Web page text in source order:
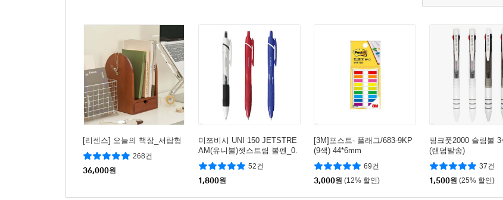
[리센스] 오늘의 책장_서랍형
268건
36,000원
미쯔비시 UNI 150 JETSTRE
AM(유니볼)젯스트림 볼펜_0.
5mm_레드
52건
1,800원
[3M]포스트- 플래그/683-9KP
(9색) 44*6mm
69건
3,000원 (12% 할인)
핑크풋2000 슬림볼 3
(랜덤발송)
37건
1,500원 (25% 할인)